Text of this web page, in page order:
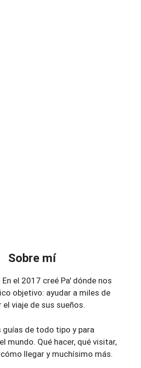
Sobre mí
En el 2017 creé Pa' dónde nos
objetivo: ayudar a miles de
el viaje de sus sueños.
de todo tipo y para
mundo. Qué hacer, qué visitar,
llegar y muchísimo más.